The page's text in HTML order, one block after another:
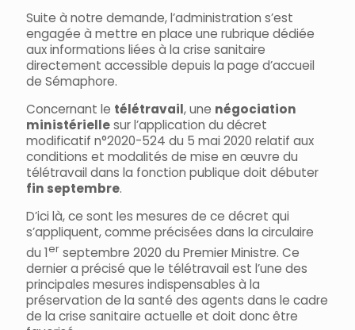
Suite à notre demande, l’administration s’est
engagée à mettre en place une rubrique dédiée
aux informations liées à la crise sanitaire
directement accessible depuis la page d’accueil
de Sémaphore.
Concernant le télétravail, une négociation
ministériellesur l’application du décret
modificatif n°2020-524 du 5 mai 2020 relatif aux
conditions et modalités de mise en œuvre du
télétravail dans la fonction publique doit débuter
fin septembre.
D’ici là, ce sont les mesures de ce décret qui
s’appliquent, comme précisées dans la circulaire
du 1er septembre 2020 du Premier Ministre. Ce
dernier a précisé que le télétravail est l’une des
principales mesures indispensables à la
préservation de la santé des agents dans le cadre
de la crise sanitaire actuelle et doit donc être